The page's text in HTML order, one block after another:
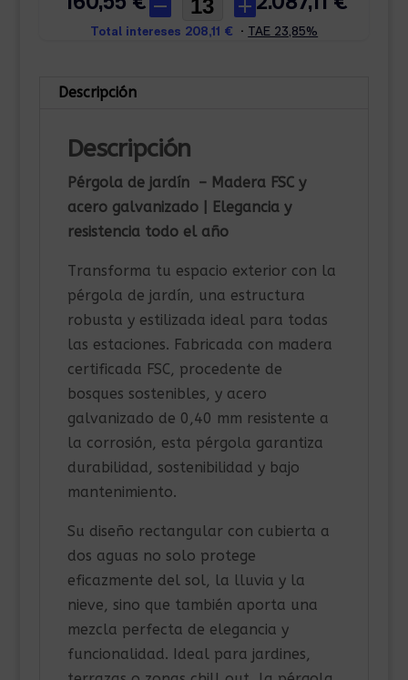
Descripción
Descripción
Pérgola de jardín – Madera FSC y
acero galvanizado | Elegancia y
resistencia todo el año
Transforma tu espacio exterior con la
pérgola de jardín, una estructura
robusta y estilizada ideal para todas
las estaciones. Fabricada con madera
certificada FSC, procedente de
bosques sostenibles, y acero
galvanizado de 0,40 mm resistente a
la corrosión, esta pérgola garantiza
durabilidad, sostenibilidad y bajo
mantenimiento.
Su diseño rectangular con cubierta a
dos aguas no solo protege
eficazmente del sol, la lluvia y la
nieve, sino que también aporta una
mezcla perfecta de elegancia y
funcionalidad. Ideal para jardines,